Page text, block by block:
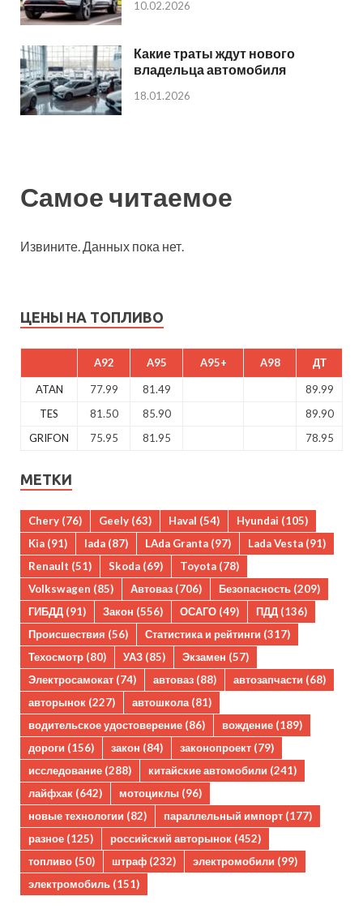
10.02.2026
Какие траты ждут нового
владельца автомобиля
18.01.2026
Самое читаемое
Извините. Данных пока нет.
ЦЕНЫ НА ТОПЛИВО
A92 A95 A95+ A98 ДТ
ATAN 77.99 81.49
89.99
TES
81.50 85.90
89.90
GRIFON
75.95 81.95 78.95
МЕТКИ
Chery (76) Geely (63) Haval (54) Hyundai (105)
Kia (91) lada (87) LAda Granta (97) Lada Vesta (91)
Renault (51) Skoda (69) Toyota (78)
Volkswagen (85) Автоваз (706) Безопасность (209)
ГИБДД (91) Закон (556) ОСАГО (49) ПДД (136)
Происшествия (56) Статистика и рейтинги (317)
Техосмотр (80) УАЗ (85) Экзамен (57)
Электросамокат (74) автоваз (88) автозапчасти (68)
авторынок (227) автошкола(81)
водительское удостоверение (86) вождение (189)
дороги (156) закон (84) законопроект (79)
исследование (288) китайские автомобили (241)
лайфхак (642) мотоциклы (96)
новые технологии (82) параллельный импорт (177)
разное (125) российский авторынок (452)
топливо (50) штраф (232) электромобили (99)
электромобиль (151)